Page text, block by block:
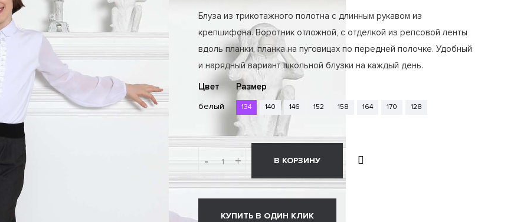
Блуза из трикотажного полотна с длинным рукавом из
крепшифона. Воротник отложной, с отделкой из репсовой ленты
вдоль планки, планка на пуговицах по передней полочке. Удобный
и нарядный вариант школьной блузки на каждый день.
Цвет
белый
Размер
134 140 146 152 158 164 170 128
- + В КОРЗИНУ
КУПИТЬ В ОДИН КЛИК